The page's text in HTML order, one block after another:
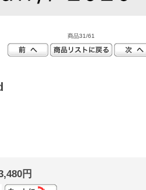
商品31/61
円